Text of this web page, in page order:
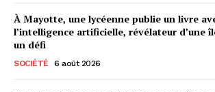
À Mayotte, une lycéenne publie un livre
l’intelligence artificielle, révélateur d’une
un défi
SOCIÉTÉ 6 août 2026